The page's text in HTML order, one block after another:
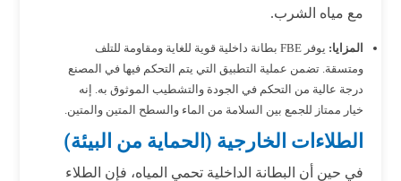
مع مياه الشرب.
المزايا:
يوفر FBE بطانة داخلية قوية للغاية ومقاومة للتلف
ومتسقة. تضمن عملية التطبيق التي يتم التحكم فيها في المصنع
درجة عالية من التحكم في الجودة والتشطيب الموثوق به. إنه
خيار ممتاز للجمع بين السلامة من الماء والسطح المتين والمتين.
الطلاءات الخارجية (الحماية من البيئة)
في حين أن البطانة الداخلية تحمي المياه، فإن الطلاء